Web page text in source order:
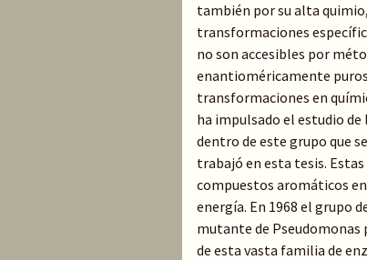
también por su alta
transformaciones
no son accesibles por
enantioméricamente
transformaciones en
ha impulsado el estudio
dentro de este grupo que
trabajó en esta tesis.
compuestos aromáticos
energía. En 1968 el grupo
mutante de
de esta vasta familia de